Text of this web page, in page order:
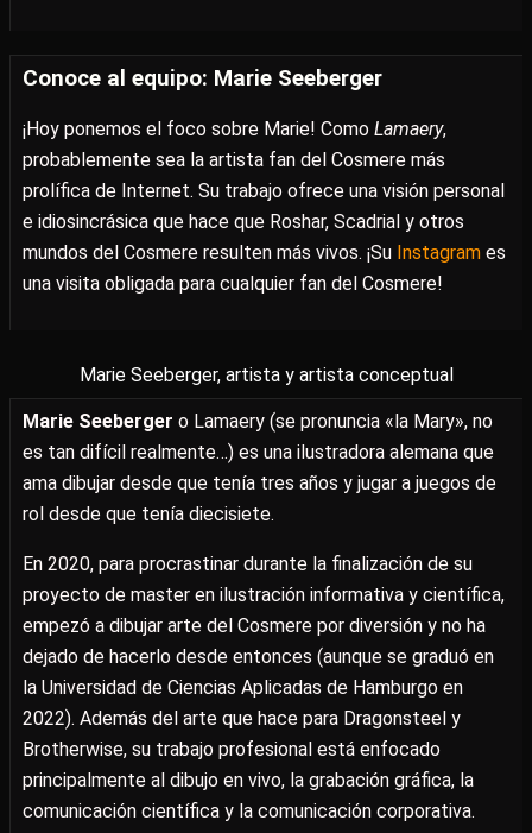
Conoce al equipo: Marie Seeberger
¡Hoy ponemos el foco sobre Marie! Como Lamaery,
probablemente sea la artista fan del Cosmere más
prolífica de Internet. Su trabajo ofrece una visión personal
e idiosincrásica que hace que Roshar, Scadrial y otros
mundos del Cosmere resulten más vivos. ¡Su Instagram es
una visita obligada para cualquier fan del Cosmere!
Marie Seeberger, artista y artista conceptual
Marie Seeberger o Lamaery (se pronuncia «la Mary», no
es tan difícil realmente…) es una ilustradora alemana que
ama dibujar desde que tenía tres años y jugar a juegos de
rol desde que tenía diecisiete.
En 2020, para procrastinar durante la finalización de su
proyecto de master en ilustración informativa y científica,
empezó a dibujar arte del Cosmere por diversión y no ha
dejado de hacerlo desde entonces (aunque se graduó en
la Universidad de Ciencias Aplicadas de Hamburgo en
2022). Además del arte que hace para Dragonsteel y
Brotherwise, su trabajo profesional está enfocado
principalmente al dibujo en vivo, la grabación gráfica, la
comunicación científica y la comunicación corporativa.